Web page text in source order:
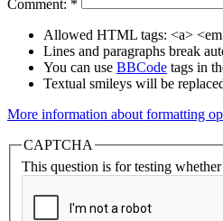
Comment: *
Allowed HTML tags: <a>
Lines and paragraphs break
You can use BBCode tags in
Textual smileys will be
More information about formatting
CAPTCHA
This question is for testing